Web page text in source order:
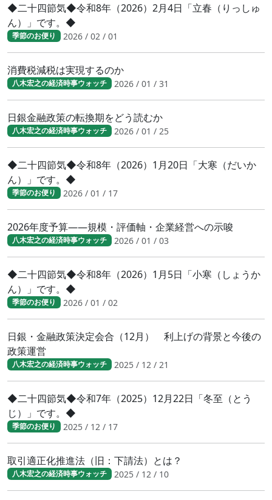
◆二十四節気◆令和8年（2026）2月4日「立春（りっしゅ
ん）」です。◆
季節のお便り 2026 / 02 / 01
消費税減税は実現するのか
八木宏之の経済時事ウォッチ 2026 / 01 / 31
日銀金融政策の転換期をどう読むか
八木宏之の経済時事ウォッチ 2026 / 01 / 25
◆二十四節気◆令和8年（2026）1月20日「大寒（だいか
ん）」です。◆
季節のお便り 2026 / 01 / 17
2026年度予算――規模・評価軸・企業経営への示唆
八木宏之の経済時事ウォッチ 2026 / 01 / 03
◆二十四節気◆令和8年（2026）1月5日「小寒（しょうか
ん）」です。◆
季節のお便り 2026 / 01 / 02
日銀・金融政策決定会合（12月） 利上げの背景と今後の
政策運営
八木宏之の経済時事ウォッチ 2025 / 12 / 21
◆二十四節気◆令和7年（2025）12月22日「冬至（とう
じ）」です。◆
季節のお便り 2025 / 12 / 17
取引適正化推進法（旧：下請法）とは？
八木宏之の経済時事ウォッチ 2025 / 12 / 10